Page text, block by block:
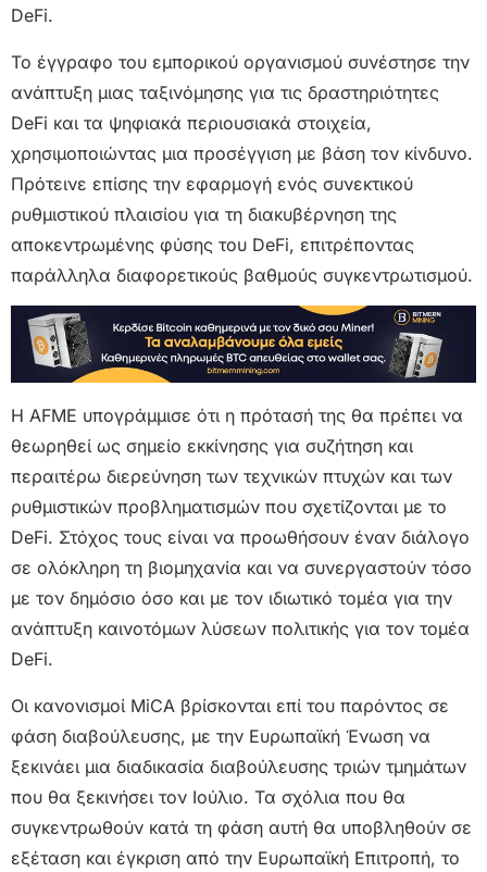
DeFi.
Το έγγραφο του εμπορικού οργανισμού συνέστησε την
ανάπτυξη μιας ταξινόμησης για τις δραστηριότητες
DeFi και τα ψηφιακά περιουσιακά στοιχεία,
χρησιμοποιώντας μια προσέγγιση με βάση τον κίνδυνο.
Πρότεινε επίσης την εφαρμογή ενός συνεκτικού
ρυθμιστικού πλαισίου για τη διακυβέρνηση της
αποκεντρωμένης φύσης του DeFi, επιτρέποντας
παράλληλα διαφορετικούς βαθμούς συγκεντρωτισμού.
Η AFME υπογράμμισε ότι η πρότασή της θα πρέπει να
θεωρηθεί ως σημείο εκκίνησης για συζήτηση και
περαιτέρω διερεύνηση των τεχνικών πτυχών και των
ρυθμιστικών προβληματισμών που σχετίζονται με το
DeFi. Στόχος τους είναι να προωθήσουν έναν διάλογο
σε ολόκληρη τη βιομηχανία και να συνεργαστούν τόσο
με τον δημόσιο όσο και με τον ιδιωτικό τομέα για την
ανάπτυξη καινοτόμων λύσεων πολιτικής για τον τομέα
DeFi.
Οι κανονισμοί MiCA βρίσκονται επί του παρόντος σε
φάση διαβούλευσης, με την Ευρωπαϊκή Ένωση να
ξεκινάει μια διαδικασία διαβούλευσης τριών τμημάτων
που θα ξεκινήσει τον Ιούλιο. Τα σχόλια που θα
συγκεντρωθούν κατά τη φάση αυτή θα υποβληθούν σε
εξέταση και έγκριση από την Ευρωπαϊκή Επιτροπή, το